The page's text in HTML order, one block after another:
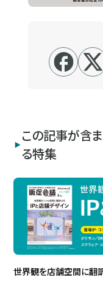
この記事が含
る特集
世界観を店舗空間に翻